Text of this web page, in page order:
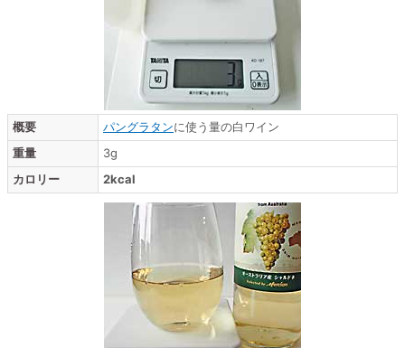
概要 パングラタンに使う量の白ワイン
重量
3g
カロリー
2kcal